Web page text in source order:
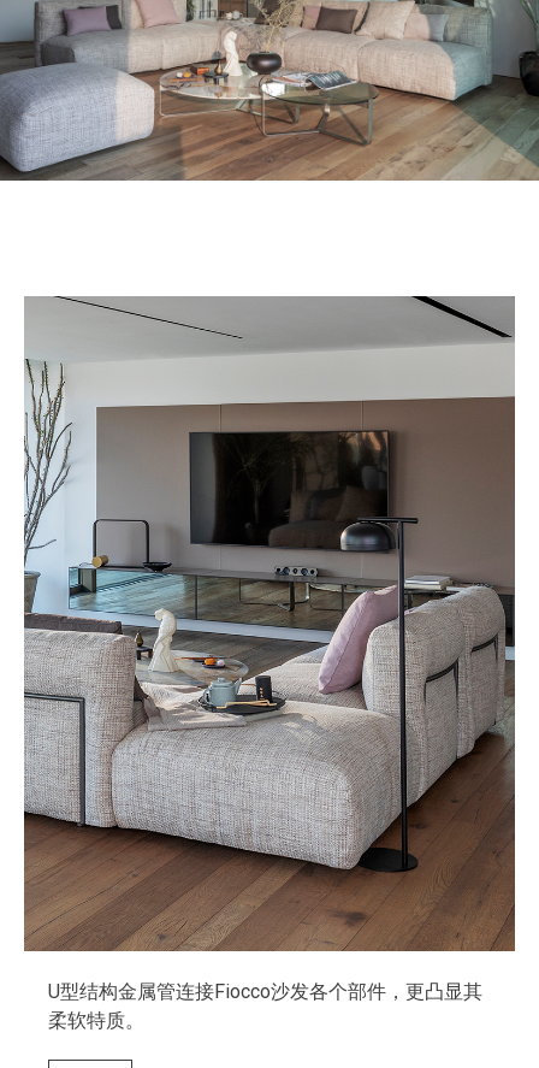
U型结构金属管连接Fiocco沙发各个部件，更凸显其
柔软特质。